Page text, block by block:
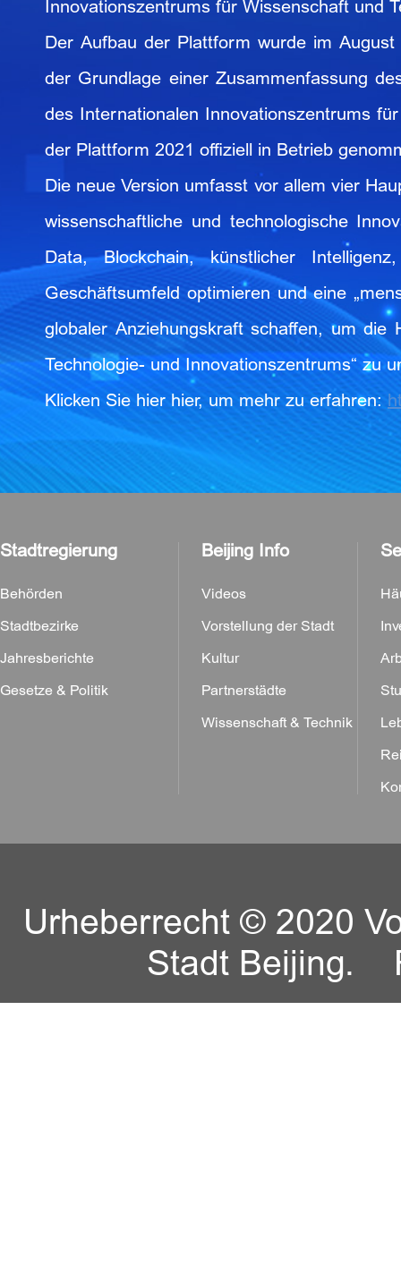
Innovationszentrums für Wissenschaft und
Der Aufbau der Plattform wurde im
der Grundlage einer Zusammenfassung
des Internationalen Innovationszentrums
der Plattform 2021 offiziell in Betrieb
Die neue Version umfasst vor allem vier
wissenschaftliche und technologische
Data, Blockchain, künstlicher
Geschäftsumfeld optimieren und eine
globaler Anziehungskraft schaffen, um die
Technologie- und Innovationszentrums“ zu
Klicken Sie hier hier, um mehr zu erfahren:
Stadtregierung
Behörden
Stadtbezirke
Jahresberichte
Gesetze & Politik
Beijing Info
Videos
Vorstellung der Stadt
Kultur
Partnerstädte
Wissenschaft & Technik
Urheberrecht © 2020
Stadt Beijing.